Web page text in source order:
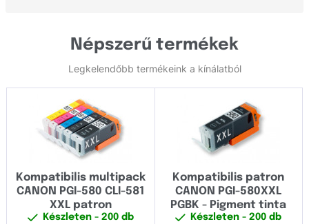
Népszerű termékek
Legkelendőbb termékeink a kínálatból
Kompatibilis multipack
CANON PGI-580 CLI-581
XXL patron
Készleten - 200 db
Kompatibilis patron
CANON PGI-580XXL
PGBK - Pigment tinta
Készleten- 200 db